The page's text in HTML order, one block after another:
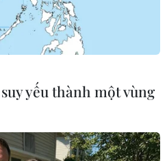
TP. Hà Nội
yếu thành một vùng